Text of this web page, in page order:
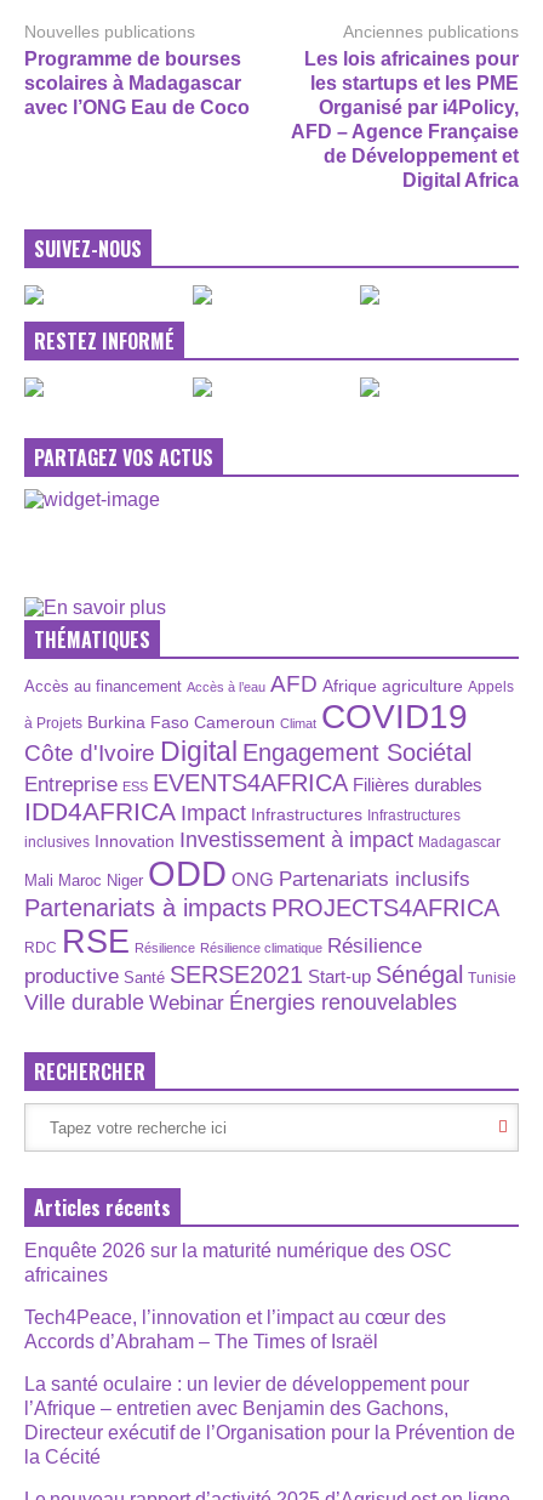
Nouvelles publications
Programme de bourses
scolaires à Madagascar
avec l’ONG Eau de Coco
Anciennes publications
Les lois africaines pour
les startups et les PME
Organisé par i4Policy,
AFD – Agence Française
de Développement et
Digital Africa
SUIVEZ-NOUS
RESTEZ INFORMÉ
PARTAGEZ VOS ACTUS
THÉMATIQUES
Accès au financement Accès à l’eau AFD Afrique agriculture Appels
à Projets Burkina Faso Cameroun Climat COVID19
Côte d'Ivoire Digital Engagement Sociétal
Entreprise ESS EVENTS4AFRICA Filières durables
IDD4AFRICA Impact Infrastructures Infrastructures
inclusives Innovation Investissement à impact Madagascar
Mali Maroc Niger ODD ONG Partenariats inclusifs
Partenariats à impacts PROJECTS4AFRICA
RDC RSE Résilience Résilience climatique Résilience
productive Santé SERSE2021 Start-up Sénégal Tunisie
Ville durable Webinar Énergies renouvelables
RECHERCHER
Articles récents
Enquête 2026 sur la maturité numérique des OSC
africaines
Tech4Peace, l’innovation et l’impact au cœur des
Accords d’Abraham – The Times of Israël
La santé oculaire : un levier de développement pour
l’Afrique – entretien avec Benjamin des Gachons,
Directeur exécutif de l’Organisation pour la Prévention de
la Cécité